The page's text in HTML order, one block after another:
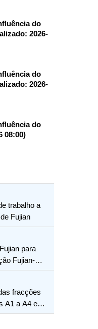
do
2026-
do
2026-
do
08:00)
trabalho a
Fujian
para
Fujian-
fracções
A1 a A4 e